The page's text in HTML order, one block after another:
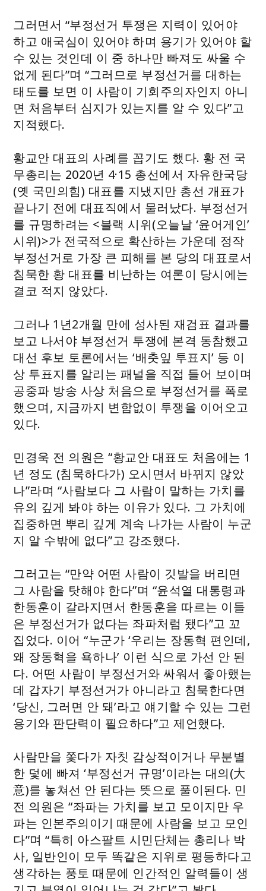
그러면서 “부정선거 투쟁은 지력이 있어야
하고 애국심이 있어야 하며 용기가 있어야 할
수 있는 것인데 이 중 하나만 빠져도 싸울 수
없게 된다”며 “그러므로 부정선거를 대하는
태도를 보면 이 사람이 기회주의자인지 아니
면 처음부터 심지가 있는지를 알 수 있다”고
지적했다.
황교안 대표의 사례를 꼽기도 했다. 황 전 국
무총리는 2020년 4·15 총선에서 자유한국당
(옛 국민의힘) 대표를 지냈지만 총선 개표가
끝나기 전에 대표직에서 물러났다. 부정선거
를 규명하려는 <블랙 시위(오늘날 ‘윤어게인’
시위)>가 전국적으로 확산하는 가운데 정작
부정선거로 가장 큰 피해를 본 당의 대표로서
침묵한 황 대표를 비난하는 여론이 당시에는
결코 적지 않았다.
그러나 1년2개월 만에 성사된 재검표 결과를
보고 나서야 부정선거 투쟁에 본격 동참했고
대선 후보 토론에서는 ‘배춧잎 투표지’ 등 이
상 투표지를 알리는 패널을 직접 들어 보이며
공중파 방송 사상 처음으로 부정선거를 폭로
했으며, 지금까지 변함없이 투쟁을 이어오고
있다.
민경욱 전 의원은 “황교안 대표도 처음에는 1
년 정도 (침묵하다가) 오시면서 바뀌지 않았
나”라며 “사람보다 그 사람이 말하는 가치를
유의 깊게 봐야 하는 이유가 있다. 그 가치에
집중하면 뿌리 깊게 계속 나가는 사람이 누군
지 알 수밖에 없다”고 강조했다.
그러고는 “만약 어떤 사람이 깃발을 버리면
그 사람을 탓해야 한다”며 “윤석열 대통령과
한동훈이 갈라지면서 한동훈을 따르는 이들
은 부정선거가 없다는 좌파처럼 됐다”고 꼬
집었다. 이어 “누군가 ‘우리는 장동혁 편인데,
왜 장동혁을 욕하나’ 이런 식으로 가선 안 된
다. 어떤 사람이 부정선거와 싸워서 좋아했는
데 갑자기 부정선거가 아니라고 침묵한다면
‘당신, 그러면 안 돼’라고 얘기할 수 있는 그런
용기와 판단력이 필요하다”고 제언했다.
사람만을 쫓다가 자칫 감상적이거나 무분별
한 덫에 빠져 ‘부정선거 규명’이라는 대의(大
意)를 놓쳐선 안 된다는 뜻으로 풀이된다. 민
전 의원은 “좌파는 가치를 보고 모이지만 우
파는 인본주의이기 때문에 사람을 보고 모인
다”며 “특히 아스팔트 시민단체는 총리나 박
사, 일반인이 모두 똑같은 지위로 평등하다고
생각하는 풍토 때문에 인간적인 알력들이 생